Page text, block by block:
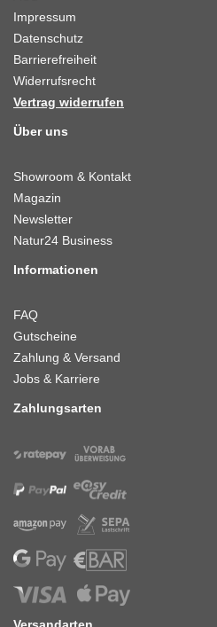
Impressum
Datenschutz
Barrierefreiheit
Widerrufsrecht
Vertrag widerrufen
Über uns
Showroom & Kontakt
Magazin
Newsletter
Natur24 Business
Informationen
FAQ
Gutscheine
Zahlung & Versand
Jobs & Karriere
Zahlungsarten